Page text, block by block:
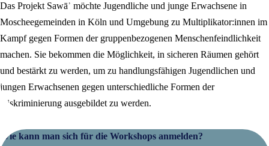
Das Projekt Sawāʾ möchte Jugendliche und junge Erwachsene in
Moscheegemeinden in Köln und Umgebung zu Multiplikator:innen im
Kampf gegen Formen der gruppenbezogenen Menschenfeindlichkeit
machen. Sie bekommen die Möglichkeit, in sicheren Räumen gehört
und bestärkt zu werden, um zu handlungsfähigen Jugendlichen und
jungen Erwachsenen gegen unterschiedliche Formen der
Diskriminierung ausgebildet zu werden.
Wie kann man sich für die Workshops anmelden?